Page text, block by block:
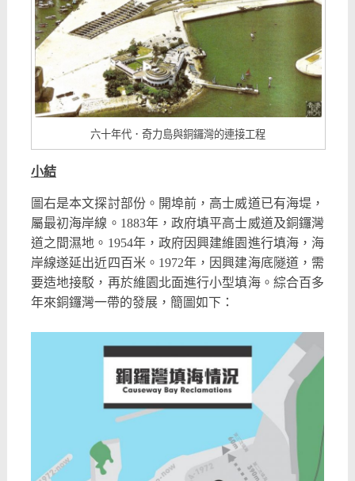
六十年代．奇力島與銅鑼灣的連接工程
小結
圖右是本文探討部份。開埠前，高士威道已有海堤，
屬最初海岸線。1883年，政府填平高士威道及銅鑼灣
道之間濕地。1954年，政府因興建維園進行填海，海
岸線遂延出近四百米。1972年，因興建海底隧道，需
要造地接駁，再於維園北面進行小型填海。綜合百多
年來銅鑼灣一帶的發展，簡圖如下：